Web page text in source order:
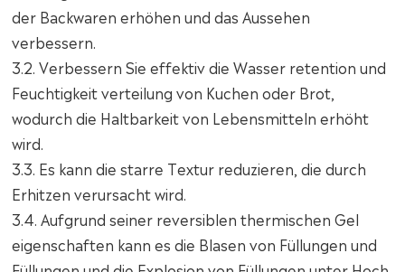
der Backwaren erhöhen und das Aussehen
verbessern.
3.2. Verbessern Sie effektiv die Wasser retention und
Feuchtigkeit verteilung von Kuchen oder Brot,
wodurch die Haltbarkeit von Lebensmitteln erhöht
wird.
3.3. Es kann die starre Textur reduzieren, die durch
Erhitzen verursacht wird.
3.4. Aufgrund seiner reversiblen thermischen Gel
eigenschaften kann es die Blasen von Füllungen und